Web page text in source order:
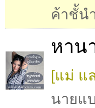
ค้าชั้น
หาน
[แม่ แ
นายแ